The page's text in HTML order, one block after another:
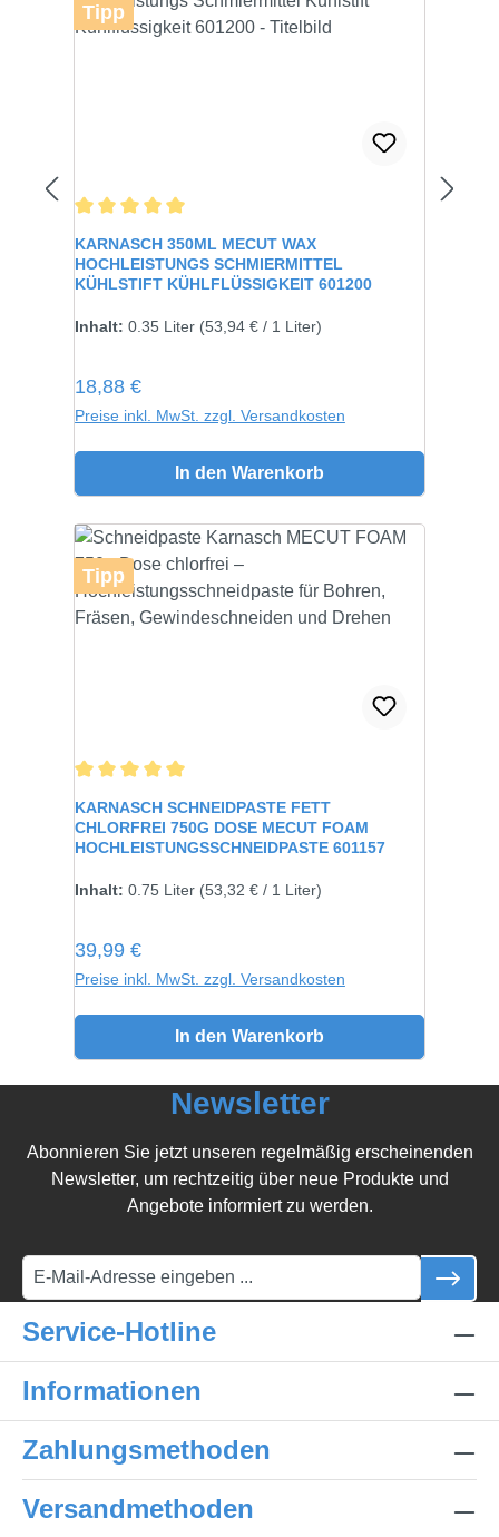
Tipp
KARNASCH 350ML MECUT WAX
HOCHLEISTUNGS SCHMIERMITTEL
KÜHLSTIFT KÜHLFLÜSSIGKEIT 601200
Inhalt: 0.35 Liter (53,94 € / 1 Liter)
Regulärer Preis:
18,88 €
Preise inkl. MwSt. zzgl. Versandkosten
In den Warenkorb
Tipp
KARNASCH SCHNEIDPASTE FETT
CHLORFREI 750G DOSE MECUT FOAM
HOCHLEISTUNGSSCHNEIDPASTE 601157
Inhalt: 0.75 Liter (53,32 € / 1 Liter)
Regulärer Preis:
39,99 €
Preise inkl. MwSt. zzgl. Versandkosten
In den Warenkorb
Newsletter
Abonnieren Sie jetzt unseren regelmäßig erscheinenden
Newsletter, um rechtzeitig über neue Produkte und
Angebote informiert zu werden.
Service-Hotline
Informationen
Zahlungsmethoden
Versandmethoden